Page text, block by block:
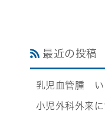
最近の投稿
乳児血管腫 い
小児外科外来に